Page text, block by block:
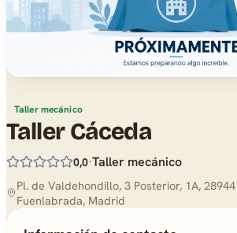
Taller mecánico
Taller Cáceda
0,0·Taller mecánico
Pl. de Valdehondillo, 3 Posterior, 1A, 28944
Fuenlabrada, Madrid